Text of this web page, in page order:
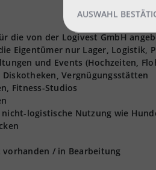
die von der Logivest GmbH
Eigentümer nur Lager,
und Events (Hochzeiten,
Vergnügungsstätten
Fitness-Studios
logistische Nutzung wie
vorhanden / in Bearbeitung
AUSWAHL